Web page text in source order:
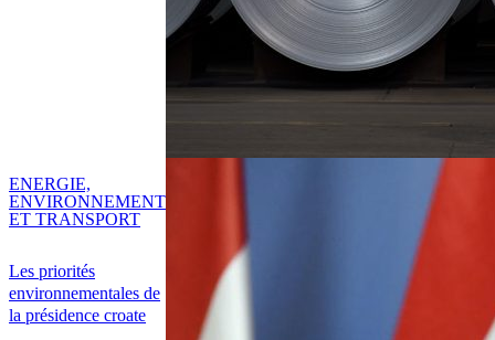
Les priorités
environnementales de
la présidence croate
ENERGIE,
ENVIRONNEMENT
ET TRANSPORT